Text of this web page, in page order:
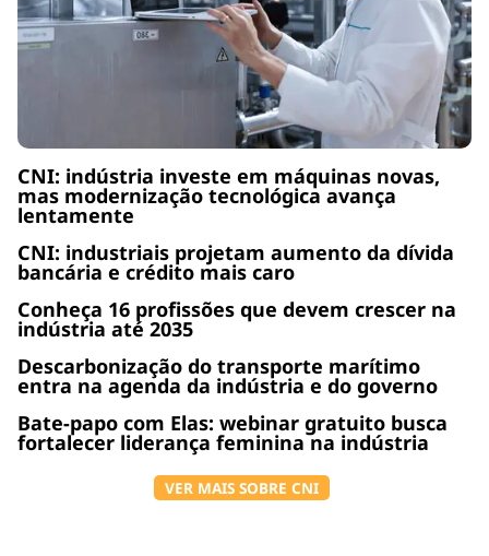
CNI: indústria investe em máquinas novas,
mas modernização tecnológica avança
lentamente
CNI: industriais projetam aumento da dívida
bancária e crédito mais caro
Conheça 16 profissões que devem crescer na
indústria até 2035
Descarbonização do transporte marítimo
entra na agenda da indústria e do governo
Bate-papo com Elas: webinar gratuito busca
fortalecer liderança feminina na indústria
VER MAIS SOBRE CNI